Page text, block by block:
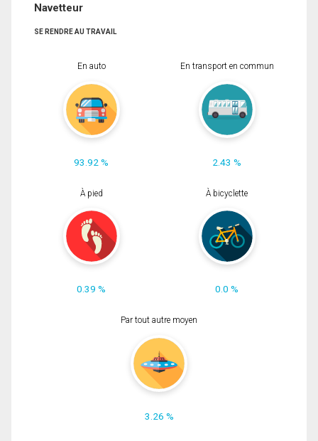
Navetteur
SE RENDRE AU TRAVAIL
En auto
93.92 %
En transport en commun
2.43 %
À pied
0.39 %
À bicyclette
0.0 %
Par tout autre moyen
3.26 %